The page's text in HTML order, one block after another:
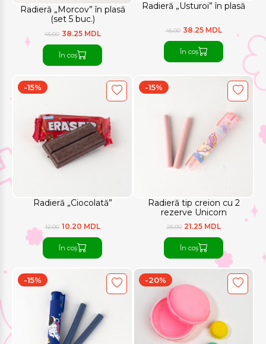
Radieră „Morcov” în plasă
(set 5 buc.)
45.00 38.25 MDL
În coș
Radieră „Usturoi” în plasă
45.00 38.25 MDL
În coș
Radieră „Ciocolată”
-15%
12.00 10.20 MDL
În coș
Radieră tip creion cu 2
rezerve Unicorn
-15%
25.00 21.25 MDL
În coș
-15% -20%